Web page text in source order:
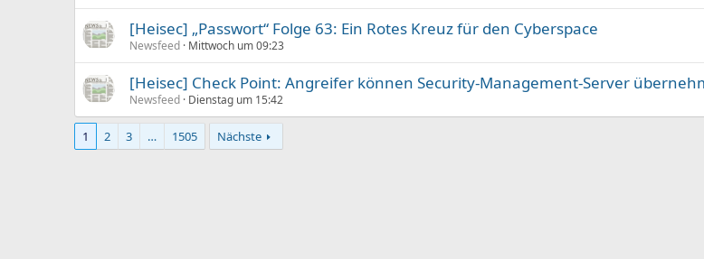
[Heisec] „Passwort“ Folge 63: Ein Rotes Kreuz für den Cyberspace
Newsfeed Mittwoch um 09:23
[Heisec] Check Point: Angreifer können Security-Management-Server
Newsfeed Dienstag um 15:42
1 2 3 … 1505 Nächste